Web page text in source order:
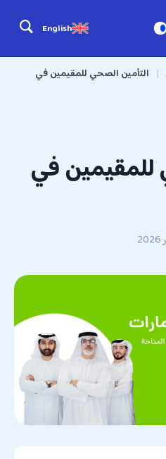
English
| التأمين الصحي للمقيمين في
للمقيمين في